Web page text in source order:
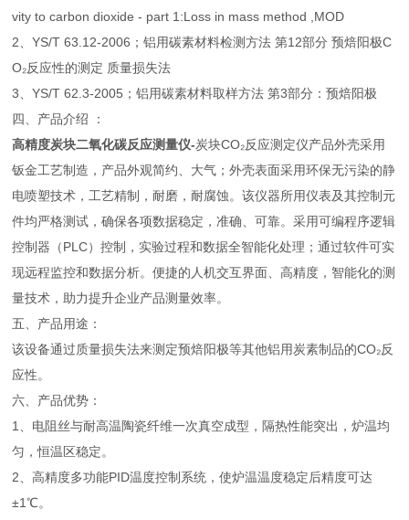
vity to carbon dioxide - part 1:Loss in mass method ,MOD
2、YS/T 63.12-2006；铝用碳素材料检测方法 第12部分 预焙阳极C
O₂反应性的测定 质量损失法
3、YS/T 62.3-2005；铝用碳素材料取样方法 第3部分：预焙阳极
四、产品介绍 ：
高精度炭块二氧化碳反应测量仪-炭块CO₂反应测定仪产品外壳采用
钣金工艺制造，产品外观简约、大气；外壳表面采用环保无污染的静
电喷塑技术，工艺精制，耐磨，耐腐蚀。该仪器所用仪表及其控制元
件均严格测试，确保各项数据稳定，准确、可靠。采用可编程序逻辑
控制器（PLC）控制，实验过程和数据全智能化处理；通过软件可实
现远程监控和数据分析。便捷的人机交互界面、高精度，智能化的测
量技术，助力提升企业产品测量效率。
五、产品用途：
该设备通过质量损失法来测定预焙阳极等其他铝用炭素制品的CO₂反
应性。
六、产品优势：
1、电阻丝与耐高温陶瓷纤维一次真空成型，隔热性能突出，炉温均
匀，恒温区稳定。
2、高精度多功能PID温度控制系统，使炉温温度稳定后精度可达
±1℃。